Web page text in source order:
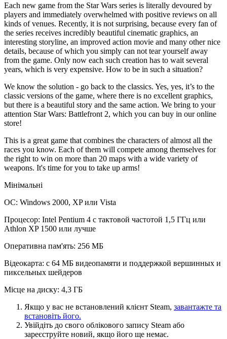
Each new game from the Star Wars series is literally devoured by
players and immediately overwhelmed with positive reviews on all
kinds of venues. Recently, it is not surprising, because every fan of
the series receives incredibly beautiful cinematic graphics, an
interesting storyline, an improved action movie and many other nice
details, because of which you simply can not tear yourself away
from the game. Only now each such creation has to wait several
years, which is very expensive. How to be in such a situation?
We know the solution - go back to the classics. Yes, yes, it’s to the
classic versions of the game, where there is no excellent graphics,
but there is a beautiful story and the same action. We bring to your
attention Star Wars: Battlefront 2, which you can buy in our online
store!
This is a great game that combines the characters of almost all the
races you know. Each of them will compete among themselves for
the right to win on more than 20 maps with a wide variety of
weapons. It's time for you to take up arms!
Мінімальні
ОС: Windows 2000, XP или Vista
Процесор: Intel Pentium 4 с тактовой частотой 1,5 ГГц или
Athlon XP 1500 или лучше
Оперативна пам'ять: 256 МБ
Відеокарта: с 64 МБ видеопамяти и поддержкой вершинных и
пиксельных шейдеров
Місце на диску: 4,3 ГБ
Якщо у вас не встановлений клієнт Steam, завантажте та
встановіть його.
Увійдіть до свого облікового запису Steam або
зареєструйте новий, якщо його ще немає.